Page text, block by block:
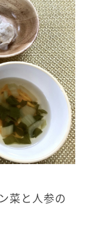
菜と人参の